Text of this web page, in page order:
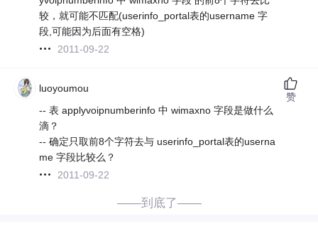
较，就可能不匹配(userinfo_portal表的username 字
段,可能因为后面有空格)
2011-09-22
luoyoumou
-- 表 applyvoipnumberinfo 中 wimaxno 字段是做什么
滴？
-- 确定只取前8个字符去与 userinfo_portal表的userna
me 字段比较么？
2011-09-22
赞
——到底了——